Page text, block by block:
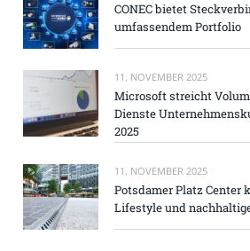
CONEC bietet
umfassendem Portfolio
11. NOVEMBER 2025
Microsoft streicht
Dienste
2025
11. NOVEMBER 2025
Potsdamer Platz Center
Lifestyle und